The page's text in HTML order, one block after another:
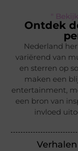
"
Ontdek
Nederland
variërend van
en sterren op
maken een
entertainment,
een bron van
invloed